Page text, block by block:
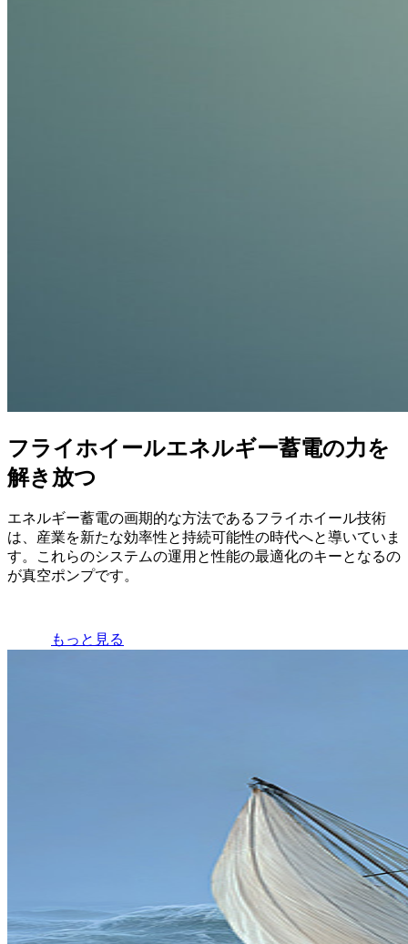
フライホイールエネルギー蓄電の力を
解き放つ
エネルギー蓄電の画期的な方法であるフライホイール技術
は、産業を新たな効率性と持続可能性の時代へと導いていま
す。これらのシステムの運用と性能の最適化のキーとなるの
が真空ポンプです。
もっと見る